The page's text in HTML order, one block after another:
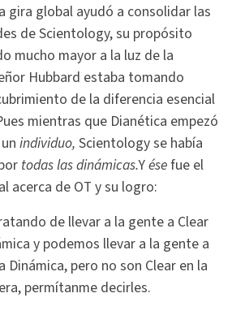
gira global ayudó a consolidar las
de Scientology, su propósito
mucho mayor a la luz de la
Hubbard estaba tomando
de la diferencia esencial
mientras que Dianética empezó
individuo, Scientology se había
todas las dinámicas.Yésefue el
acerca de OT y su logro:
de llevar a la gente a Clear
y podemos llevar a la gente a
Dinámica, pero no son Clear en la
permítanme decirles.